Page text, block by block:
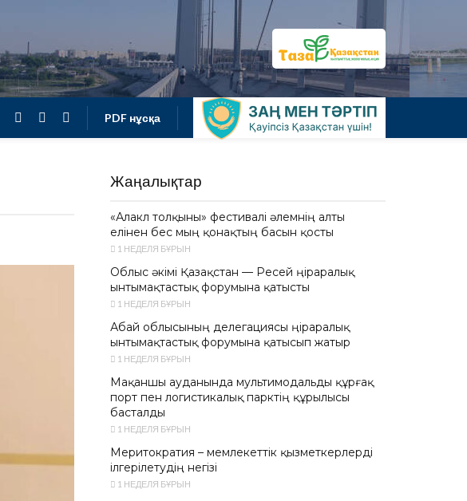
PDF нұсқа
Жаңалықтар
«Алакөл толқыны» фестивалі әлемнің алты
елінен бес мың қонақтың басын қосты
1 НЕДЕЛЯ БҰРЫН
Облыс әкімі Қазақстан — Ресей өңіраралық
ынтымақтастық форумына қатысты
1 НЕДЕЛЯ БҰРЫН
Абай облысының делегациясы өңіраралық
ынтымақтастық форумына қатысып жатыр
1 НЕДЕЛЯ БҰРЫН
Мақаншы ауданында мультимодальды құрғақ
порт пен логистикалық парктің құрылысы
басталды
1 НЕДЕЛЯ БҰРЫН
Меритократия – мемлекеттік қызметкерлерді
ілгерілетудің негізі
1 НЕДЕЛЯ БҰРЫН